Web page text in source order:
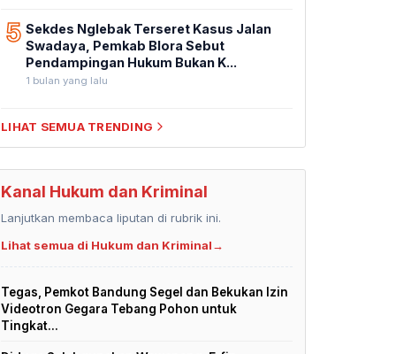
5 Sekdes Nglebak Terseret Kasus Jalan
Swadaya, Pemkab Blora Sebut
Pendampingan Hukum Bukan K...
1 bulan yang lalu
LIHAT SEMUA TRENDING
Kanal Hukum dan Kriminal
Lanjutkan membaca liputan di rubrik ini.
Lihat semua di Hukum dan Kriminal→
Tegas, Pemkot Bandung Segel dan Bekukan Izin
Videotron Gegara Tebang Pohon untuk
Tingkat...